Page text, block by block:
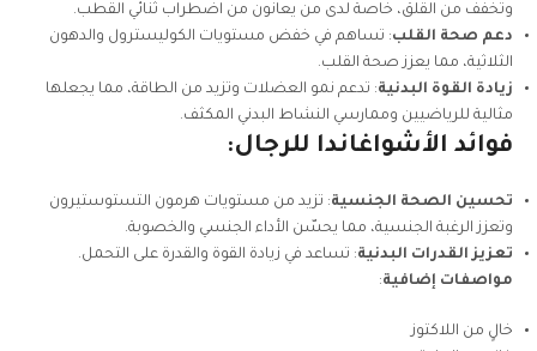
وتخفف من القلق، خاصة لدى من يعانون من اضطراب ثنائي القطب.
دعم صحة القلب: تساهم في خفض مستويات الكوليسترول والدهون
الثلاثية، مما يعزز صحة القلب.
زيادة القوة البدنية: تدعم نمو العضلات وتزيد من الطاقة، مما يجعلها
مثالية للرياضيين وممارسي النشاط البدني المكثف.
فوائد الأشواغاندا للرجال:
تحسين الصحة الجنسية: تزيد من مستويات هرمون التستوستيرون
وتعزز الرغبة الجنسية، مما يحسّن الأداء الجنسي والخصوبة.
تعزيز القدرات البدنية: تساعد في زيادة القوة والقدرة على التحمل.
مواصفات إضافية:
خالٍ من اللاكتوز